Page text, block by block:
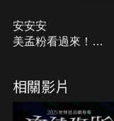
安安安
美孟粉看過來！
相關影片